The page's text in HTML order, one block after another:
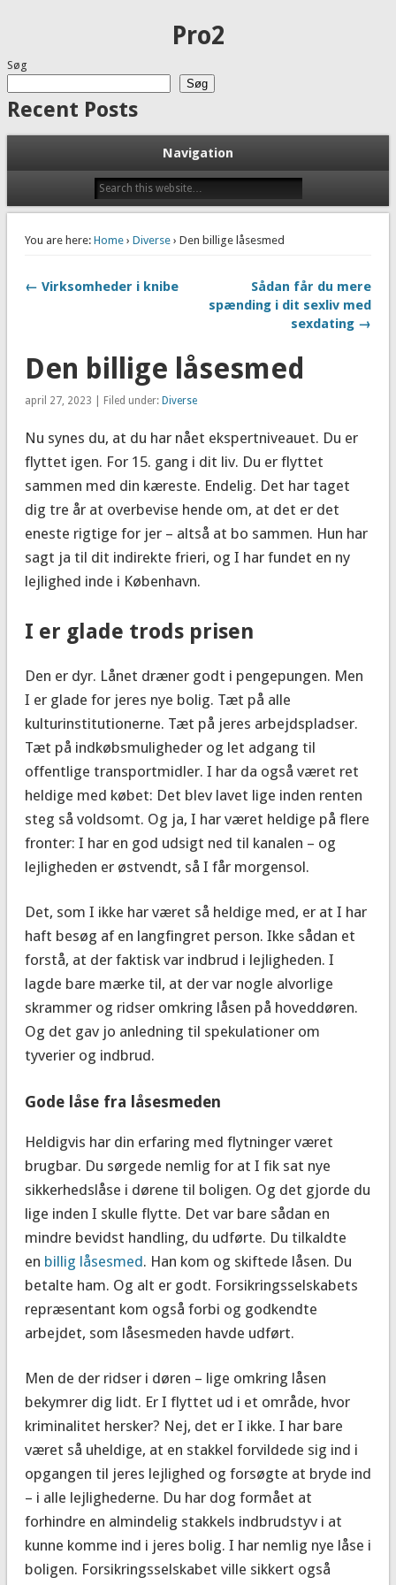
Pro2
Søg
Søg
Recent Posts
Introduktion til BITZ hos Hvidevareshoppen.dk
Ret til patient erstatning
Bobleplast – genialt på flere fronter
Husk at vedligeholde din træterrasse – ellers holder den ikke
Recent Comments
Navigation
You are here: Home› Diverse› Den billige låsesmed
← Virksomheder i knibe
Sådan får du mere
spænding i dit sexliv med
sexdating →
Den billige låsesmed
april 27, 2023 | Filed under: Diverse
Nu synes du, at du har nået ekspertniveauet. Du er
flyttet igen. For 15. gang i dit liv. Du er flyttet
sammen med din kæreste. Endelig. Det har taget
dig tre år at overbevise hende om, at det er det
eneste rigtige for jer – altså at bo sammen. Hun har
sagt ja til dit indirekte frieri, og I har fundet en ny
lejlighed inde i København.
I er glade trods prisen
Den er dyr. Lånet dræner godt i pengepungen. Men
I er glade for jeres nye bolig. Tæt på alle
kulturinstitutionerne. Tæt på jeres arbejdspladser.
Tæt på indkøbsmuligheder og let adgang til
offentlige transportmidler. I har da også været ret
heldige med købet: Det blev lavet lige inden renten
steg så voldsomt. Og ja, I har været heldige på flere
fronter: I har en god udsigt ned til kanalen – og
lejligheden er østvendt, så I får morgensol.
Det, som I ikke har været så heldige med, er at I har
haft besøg af en langfingret person. Ikke sådan et
forstå, at der faktisk var indbrud i lejligheden. I
lagde bare mærke til, at der var nogle alvorlige
skrammer og ridser omkring låsen på hoveddøren.
Og det gav jo anledning til spekulationer om
tyverier og indbrud.
Gode låse fra låsesmeden
Heldigvis har din erfaring med flytninger været
brugbar. Du sørgede nemlig for at I fik sat nye
sikkerhedslåse i dørene til boligen. Og det gjorde du
lige inden I skulle flytte. Det var bare sådan en
mindre bevidst handling, du udførte. Du tilkaldte
en billig låsesmed. Han kom og skiftede låsen. Du
betalte ham. Og alt er godt. Forsikringsselskabets
repræsentant kom også forbi og godkendte
arbejdet, som låsesmeden havde udført.
Men de der ridser i døren – lige omkring låsen
bekymrer dig lidt. Er I flyttet ud i et område, hvor
kriminalitet hersker? Nej, det er I ikke. I har bare
været så uheldige, at en stakkel forvildede sig ind i
opgangen til jeres lejlighed og forsøgte at bryde ind
– i alle lejlighederne. Du har dog formået at
forhindre en almindelig stakkels indbrudstyv i at
kunne komme ind i jeres bolig. I har nemlig nye låse i
boligen. Forsikringsselskabet ville sikkert også